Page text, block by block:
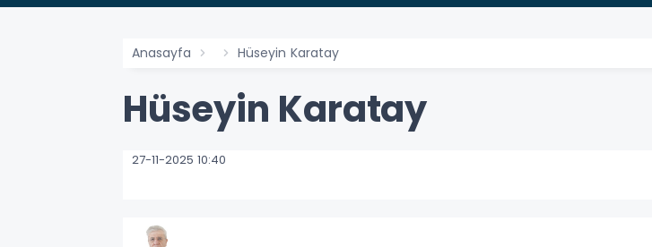
Anasayfa Hüseyin Karatay
Hüseyin Karatay
27-11-2025 10:40